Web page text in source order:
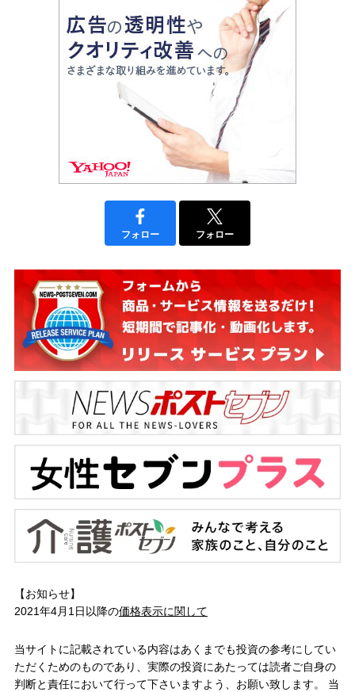
フォロー フォロー
【お知らせ】
2021年4月1日以降の価格表示に関して
当サイトに記載されている内容はあくまでも投資の参考にしてい
ただくためのものであり、実際の投資にあたっては読者ご自身の
判断と責任において行って下さいますよう、お願い致します。 当